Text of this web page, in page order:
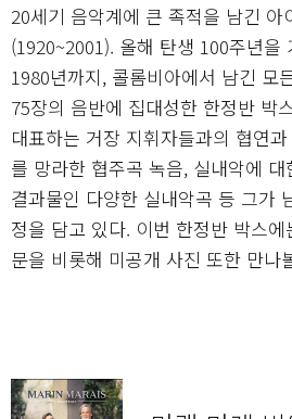
20세기 음악계에 큰 족적을 남긴 아
(1920~2001). 올해 탄생 100주년을
1980년까지, 콜롬비아에서 남긴 모
75장의 음반에 집대성한 한정반 박
대표하는 거장 지휘자들과의 협연
를 망라한 협주곡 녹음, 실내악에 대
결과물인 다양한 실내악곡 등 그가
정을 담고 있다. 이번 한정반 박스
문을 비롯해 미공개 사진 또한 만나